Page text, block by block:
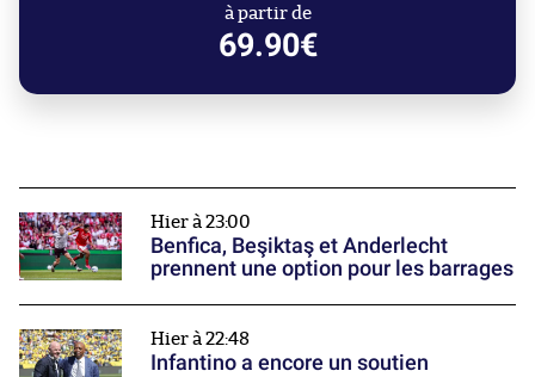
à partir de
69.90€
Hier à 23:00
Benfica, Beşiktaş et Anderlecht
prennent une option pour les barrages
Hier à 22:48
Infantino a encore un soutien